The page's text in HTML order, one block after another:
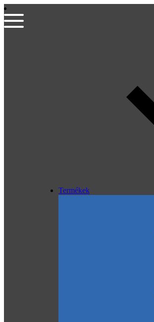
Termékek